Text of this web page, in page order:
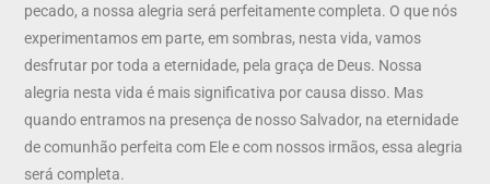
pecado, a nossa alegria será perfeitamente completa. O que nós
experimentamos em parte, em sombras, nesta vida, vamos
desfrutar por toda a eternidade, pela graça de Deus. Nossa
alegria nesta vida é mais significativa por causa disso. Mas
quando entramos na presença de nosso Salvador, na eternidade
de comunhão perfeita com Ele e com nossos irmãos, essa alegria
será completa.